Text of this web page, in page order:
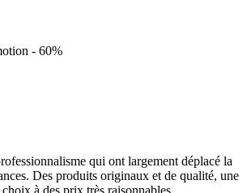
- 60%
qui ont largement déplacé la
Des produits originaux et de qualité, une